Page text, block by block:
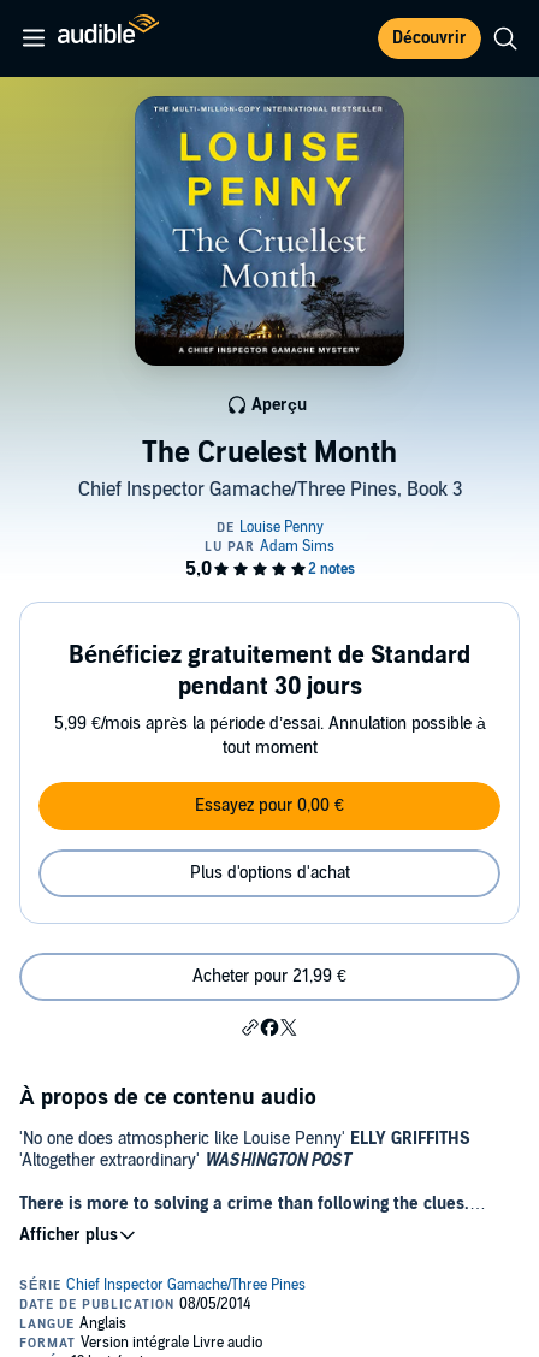
Découvrir
The Cruelest Month
Chief Inspector Gamache/Three Pines, Book 3
Aperçu
Bénéficiez gratuitement de Standard
pendant 30 jours
5,99 €/mois après la période d’essai. Annulation possible à
tout moment
Essayez pour 0,00 €
Plus d'options d'achat
Acheter pour 21,99 €
À propos de ce contenu audio
'No one does atmospheric like Louise Penny' ELLY GRIFFITHS
'Altogether extraordinary' WASHINGTON POST
There is more to solving a crime than following the clues.
Welcome to Chief Inspector Gamache's world of facts and
feelings.
It's Easter, and on a glorious Spring day in peaceful Three Pines,
someone waits for night to fall. They plan to raise the dead . . .